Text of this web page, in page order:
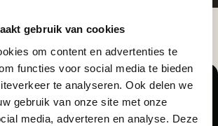
gebruik van cookies
om content en advertenties te
functies voor social media te bieden
te analyseren. Ook delen we
gebruik van onze site met onze
media, adverteren en analyse. Deze
is de meest geschikte partner
op zoek naar tuin- en
Als professionele leverancier van
wij een breed assortiment
van topkwaliteit. Lees meer over de
openingstijden tijdens de
Vego Dordrecht hanteren tijdens